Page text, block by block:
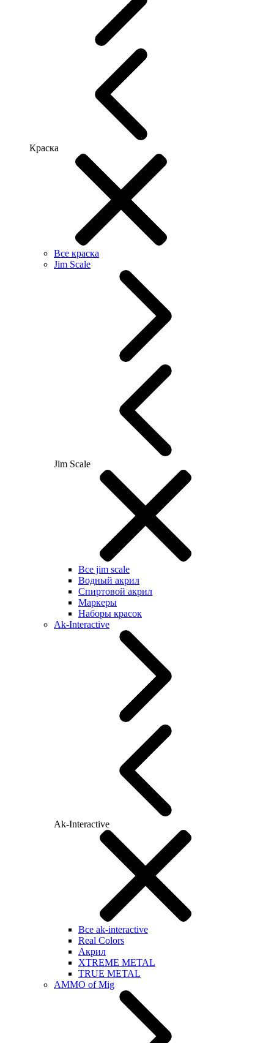
Краска
Все краска
Jim Scale
Jim Scale
Все jim scale
Водный акрил
Спиртовой акрил
Маркеры
Наборы красок
Ak-Interactive
Ak-Interactive
Все ak-interactive
Real Colors
Акрил
XTREME METAL
TRUE METAL
AMMO of Mig